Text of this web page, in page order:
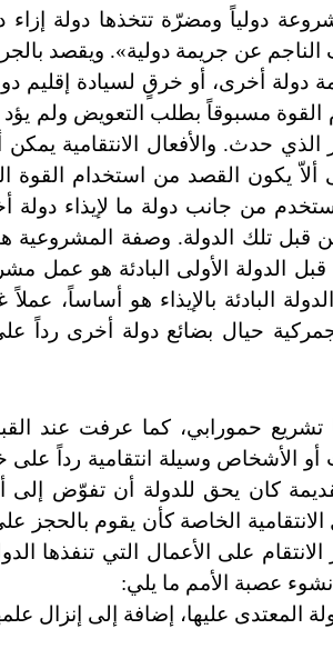
دولياً ومضرّة تتخذها دولة إزاء
الناجم عن جريمة دولية». ويقصد
دولة أخرى، أو خرقٍ لسيادة إقليم
مسبوقاً بطلب التعويض ولم
حدث. والأفعال الانتقامية
يكون القصد من استخدام القوة
من جانب دولة ما لإيذاء دولة
قبل تلك الدولة. وصفة المشروعية
الدولة الأولى البادئة هو عمل
البادئة بالإيذاء هو أساساً،
حيال بضائع دولة أخرى رداً
تشريع حمورابي، كما عرفت عند
أو الأشخاص وسيلة انتقامية رداً
كان يحق للدولة أن تفوّض إلى
الانتقامية الخاصة كأن يقوم بالحجز
على الأعمال التي تنفذها
نشوء عصبة الأمم ما يلي:
المعتدى عليها، إضافة إلى إنزال